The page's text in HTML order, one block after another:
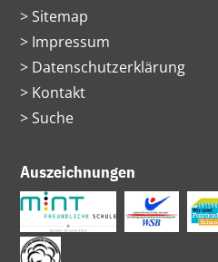
Navigation
überspringen
Sitemap
Impressum
Datenschutzerklärung
Kontakt
Suche
Auszeichnungen